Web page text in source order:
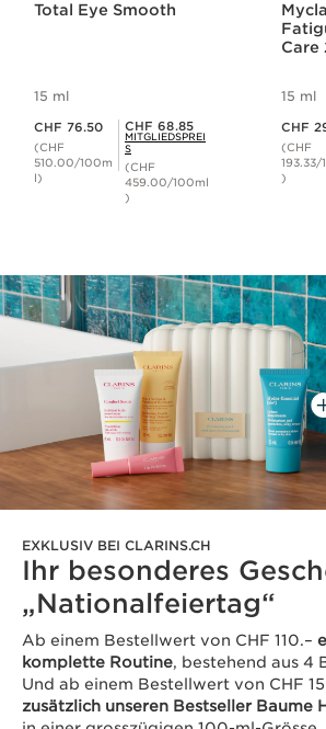
Total Eye Smooth
15 ml
CHF 76.50
(CHF
510.00/100m
l)
Mitgliederpreis CHF 68.85
CHF 68.85
MITGLIEDSPREI
S
(CHF
459.00/100ml
)
Care
15 ml
CHF
(CHF
193.33/
)
EXKLUSIV BEI CLARINS.CH
Ihr besonderes
„Nationalfeiertag“
Ab einem Bestellwert von CHF 110.–
komplette Routine, bestehend aus 4
Und ab einem Bestellwert von CHF
zusätzlich unseren Bestseller Baume